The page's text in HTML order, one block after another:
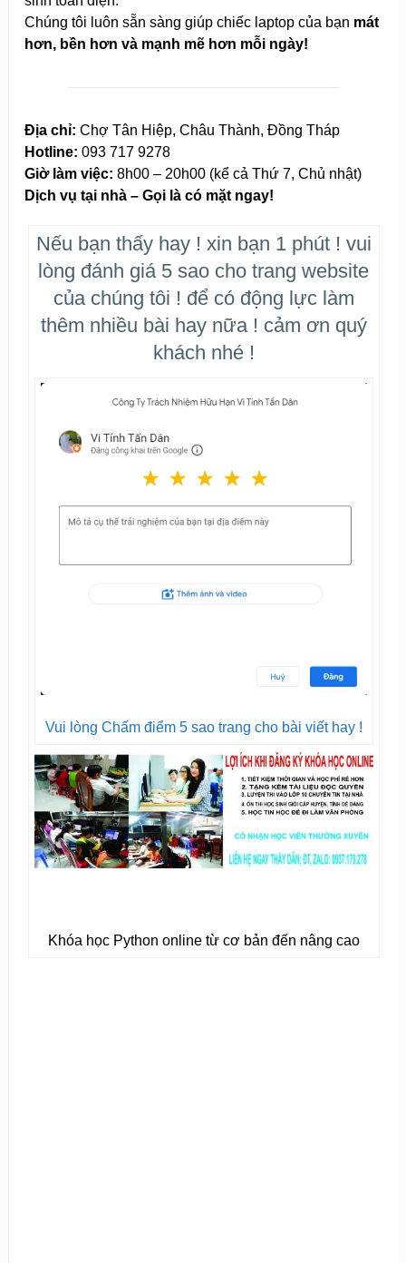
Chúng tôi luôn sẵn sàng giúp chiếc laptop của bạn mát
hơn, bền hơn và mạnh mẽ hơn mỗi ngày!
Địa chỉ: Chợ Tân Hiệp, Châu Thành, Đồng Tháp
Hotline: 093 717 9278
Giờ làm việc: 8h00 – 20h00 (kể cả Thứ 7, Chủ nhật)
Dịch vụ tại nhà – Gọi là có mặt ngay!
Nếu bạn thấy hay ! xin bạn 1 phút ! vui
lòng đánh giá 5 sao cho trang website
của chúng tôi ! để có động lực làm
thêm nhiều bài hay nữa ! cảm ơn quý
khách nhé !
Vui lòng Chấm điểm 5 sao trang cho bài viết hay !
Khóa học Python online từ cơ bản đến nâng cao